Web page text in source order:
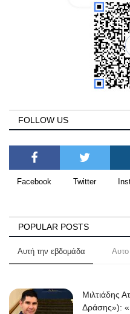
FOLLOW US
Facebook Twitter
POPULAR POSTS
Αυτή την εβδομάδα
Μιλτιάδης
Δράσης»):